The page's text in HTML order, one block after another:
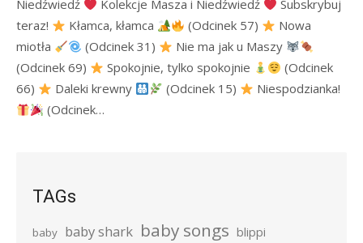
Niedźwiedź
Kolekcje Masza i Niedźwiedź
Subskrybuj
teraz!
Kłamca, kłamca (Odcinek 57)
Nowa
miotła
(Odcinek 31)
Nie ma jak u Maszy
(Odcinek 69)
Spokojnie, tylko spokojnie
(Odcinek
66)
Daleki krewny (Odcinek 15)
Niespodzianka!
(Odcinek…
TAGs
baby baby shark baby songs blippi